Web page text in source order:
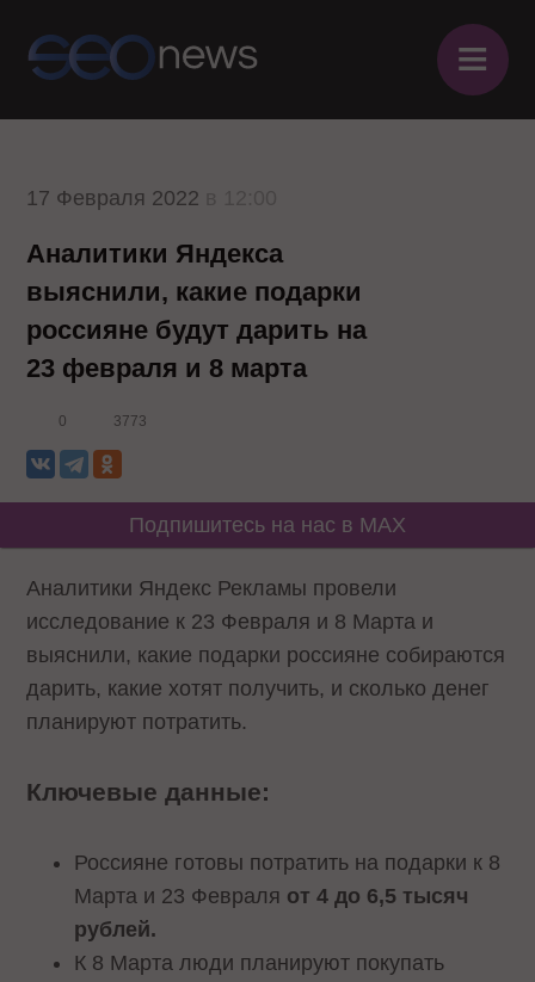
≡
17 Февраля 2022
Аналитики Яндекса
выяснили, какие подарки
россияне будут дарить на
23 февраля и 8 марта
0 3773
Подпишитесь на нас в MAX
Аналитики Яндекс Рекламы провели
исследование к 23 Февраля и 8 Марта и
выяснили, какие подарки россияне собираются
дарить, какие хотят получить, и сколько денег
планируют потратить.
Ключевые данные:
Россияне готовы потратить на подарки к 8
Марта и 23 Февраля от 4 до 6,5 тысяч
рублей.
К 8 Марта люди планируют покупать